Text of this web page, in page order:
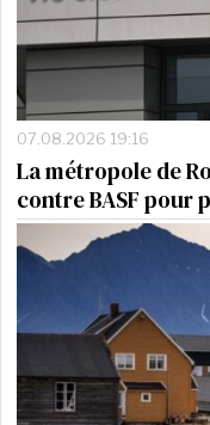
07.08.2026 19:16
La métropole de
contre BASF pour